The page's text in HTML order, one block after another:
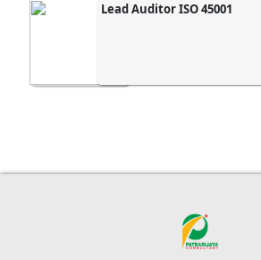
Lead Auditor ISO 45001